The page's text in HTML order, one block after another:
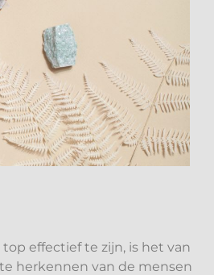
effectief te zijn, is het van
herkennen van de mensen